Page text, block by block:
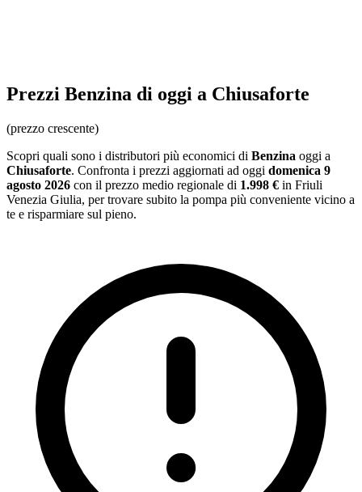
Prezzi Benzina di oggi a Chiusaforte
(prezzo crescente)
Scopri quali sono i distributori più economici di Benzina oggi a
Chiusaforte. Confronta i prezzi aggiornati ad oggi domenica 9
agosto 2026 con il prezzo medio regionale di 1.998 € in Friuli
Venezia Giulia, per trovare subito la pompa più conveniente vicino a
te e risparmiare sul pieno.